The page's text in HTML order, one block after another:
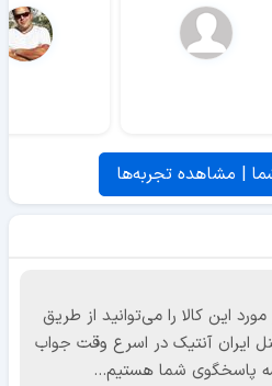
| مشاهده تجربه‌ها
این کالا را می‌توانید از طریق
ایران آنتیک در اسرع وقت جواب
پاسخگوی شما هستیم...